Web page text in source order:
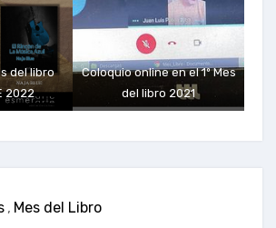
del libro
2022
Coloquio online en el 1º Mes
del libro 2021
, Mes del Libro